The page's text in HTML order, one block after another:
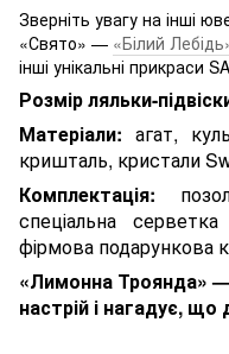
Зверніть увагу на інші
«Свято» — «Білий
інші унікальні прикраси
Розмір ляльки-
Матеріали: агат,
кришталь, кристали
Комплектація:
спеціальна
фірмова подарункова
«Лимонна Троянда» —
настрій і нагадує, що